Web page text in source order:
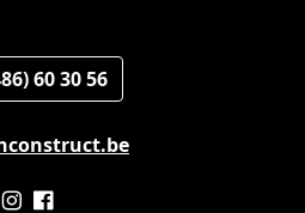
60 30 56